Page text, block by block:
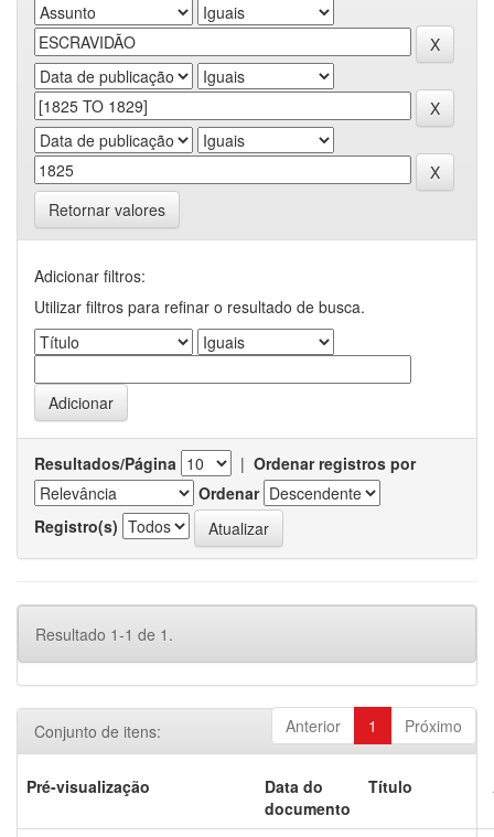
Retornar valores
Adicionar filtros:
Utilizar filtros para refinar o resultado de busca.
Resultados/Página | Ordenar registros por
Ordenar
Registro(s)
Resultado 1-1 de 1.
Anterior 1 Próximo
Conjunto de itens:
Pré-visualização
Data do
documento
Título